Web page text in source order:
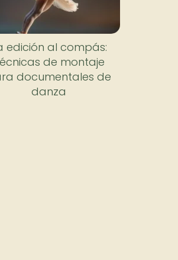
edición al compás:
de montaje
documentales de
danza